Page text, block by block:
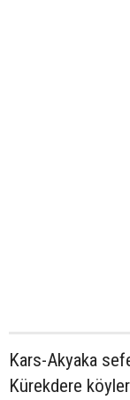
Kars-Akyaka
Kürekdere